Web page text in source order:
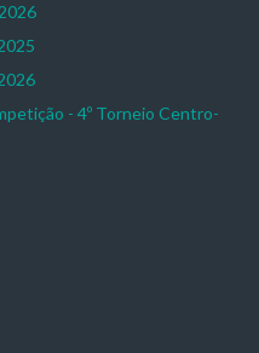
- 4º Torneio Centro-